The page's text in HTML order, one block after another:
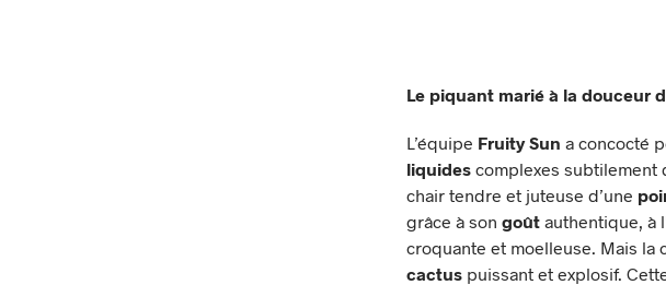
Le piquant marié à la douceur
L’équipe Fruity Sun a concocté
liquides complexes subtilement
chair tendre et juteuse d’une
grâce à son goût authentique, à
croquante et moelleuse. Mais la
cactus puissant et explosif.